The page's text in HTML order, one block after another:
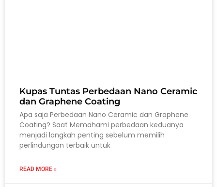
Kupas Tuntas Perbedaan Nano Ceramic
dan Graphene Coating
Apa saja Perbedaan Nano Ceramic dan Graphene
Coating? Saat Memahami perbedaan keduanya
menjadi langkah penting sebelum memilih
perlindungan terbaik untuk
READ MORE »